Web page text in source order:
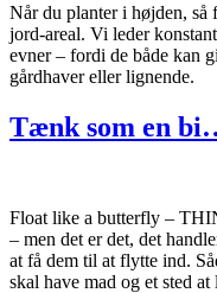
Når du planter i højden, så
jord-areal. Vi leder
evner – fordi de både kan
gårdhaver eller lignende.
Tænk som en
Float like a butterfly –
– men det er det, det
at få dem til at flytte ind.
skal have mad og et sted